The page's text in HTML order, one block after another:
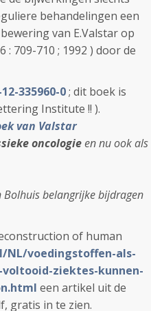
behandelingen een
van E.Valstar op
709-710 ; 1992 ) door de
335960-0; dit boek is
Institute !! ).
van Valstar
oncologieen nu ook als
Bolhuis belangrijke bijdragen
of human
voedingstoffen-als-
ziektes-kunnen-
een artikel uit de
gratis in te zien.